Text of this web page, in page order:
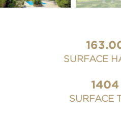
SURFACE
1404
SURFACE